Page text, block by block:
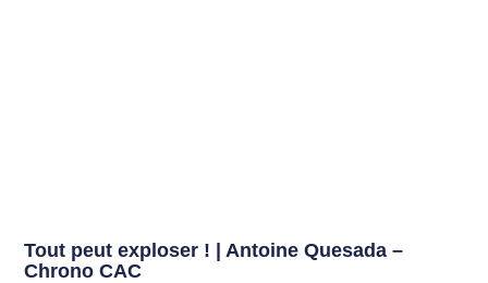
Tout peut exploser ! | Antoine Quesada –
Chrono CAC